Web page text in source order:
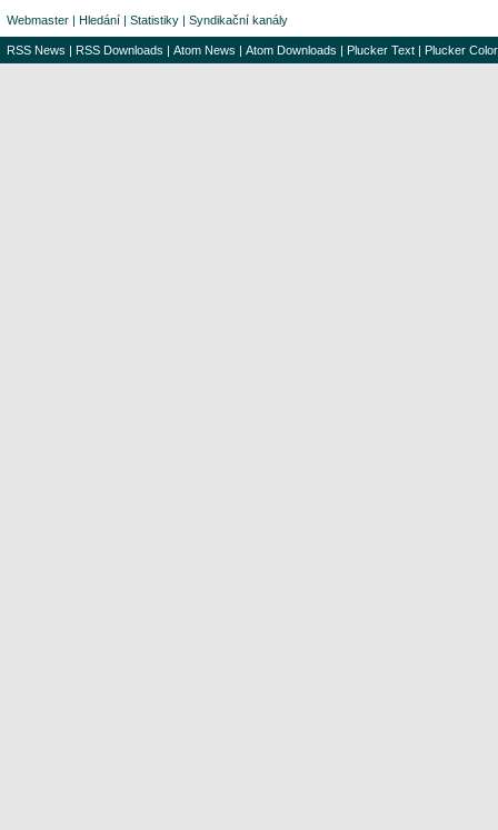
Webmaster | Hledání | Statistiky | Syndikační kanály
RSS News | RSS Downloads | Atom News | Atom Downloads | Plucker Text | Plucker Color